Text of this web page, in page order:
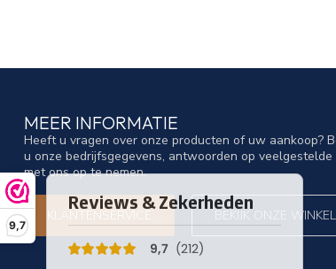
9,7
MEER INFORMATIE
Heeft u vragen over onze producten of uw aankoop?
u onze bedrijfsgegevens, antwoorden op
met ons op te nemen.
KLANTENSERVICE BEKIJK ONZE WINKEL